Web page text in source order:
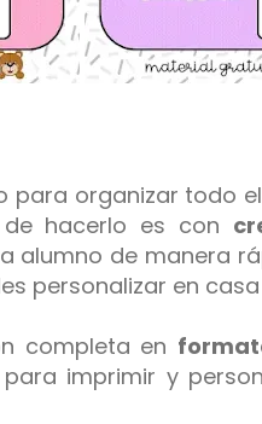
organizar todo
hacerlo es con
alumno de manera
personalizar en
completa en
imprimir y